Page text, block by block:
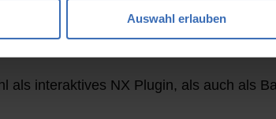
Auswahl erlauben
ECTR.
als interaktives NX Plugin, als auch als